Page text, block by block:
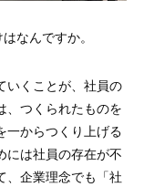
なんですか。
いくことが、社員の
、つくられたものを
一からつくり上げる
には社員の存在が不
、企業理念でも「社